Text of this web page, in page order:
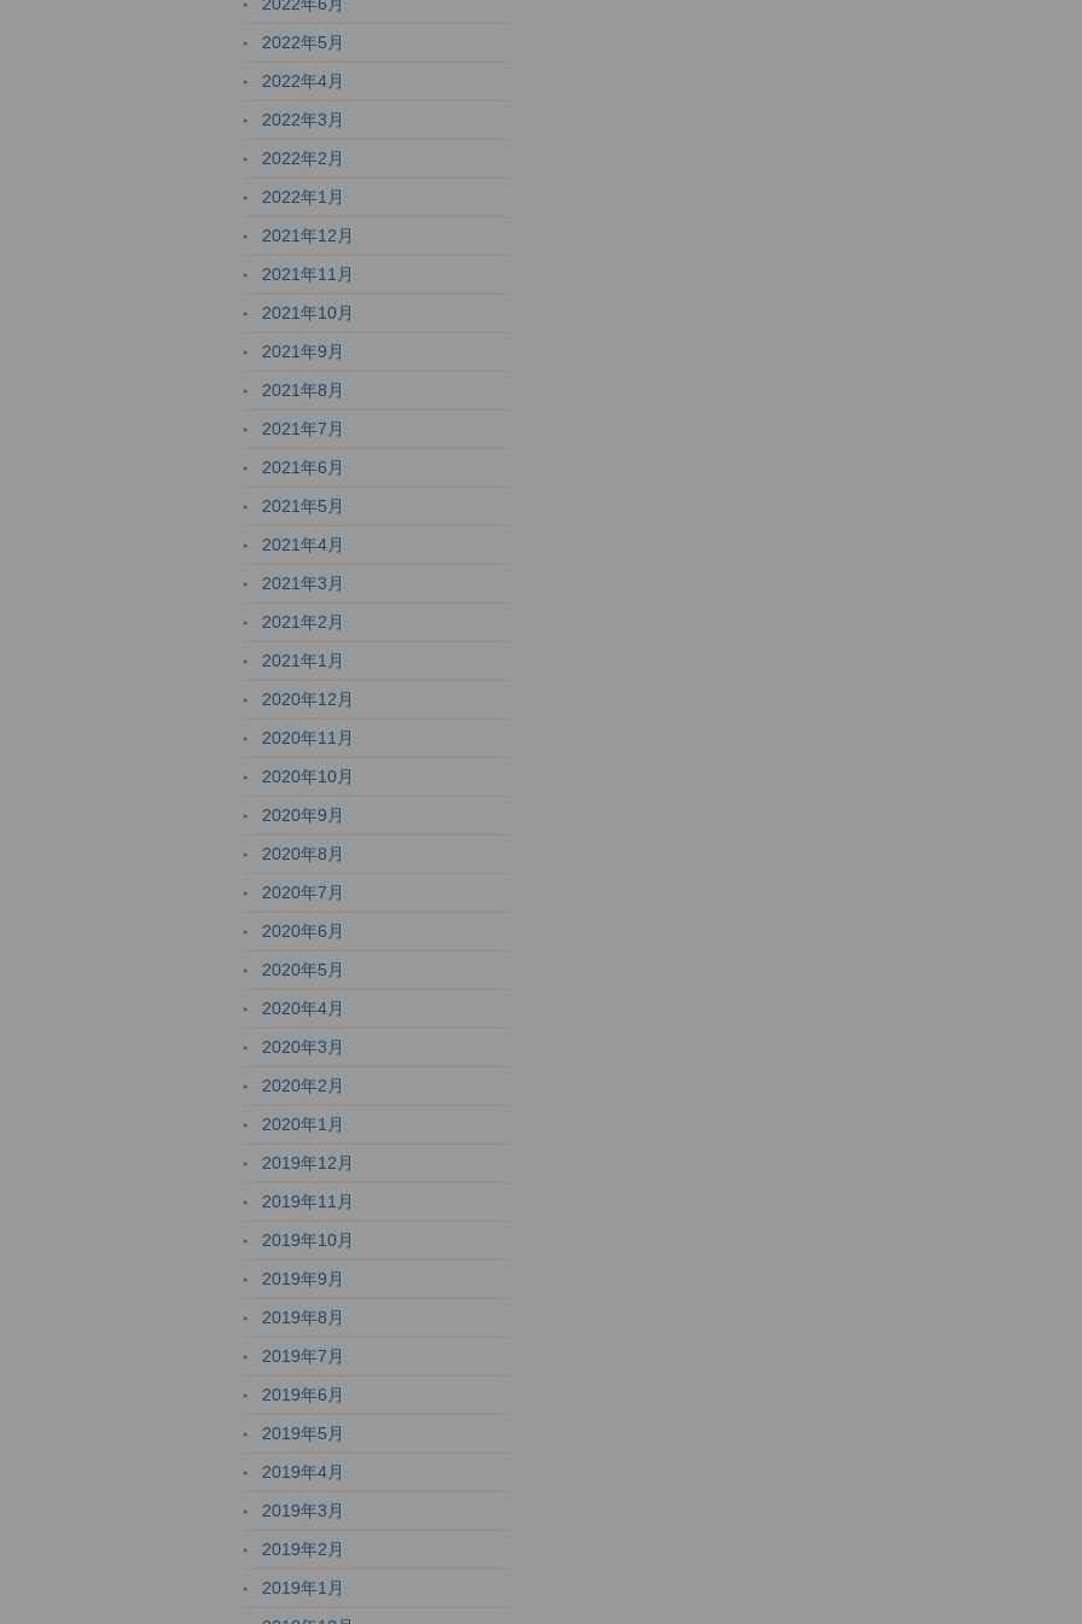
2022年5月
2022年4月
2022年3月
2022年2月
2022年1月
2021年12月
2021年11月
2021年10月
2021年9月
2021年8月
2021年7月
2021年6月
2021年5月
2021年4月
2021年3月
2021年2月
2021年1月
2020年12月
2020年11月
2020年10月
2020年9月
2020年8月
2020年7月
2020年6月
2020年5月
2020年4月
2020年3月
2020年2月
2020年1月
2019年12月
2019年11月
2019年10月
2019年9月
2019年8月
2019年7月
2019年6月
2019年5月
2019年4月
2019年3月
2019年2月
2019年1月